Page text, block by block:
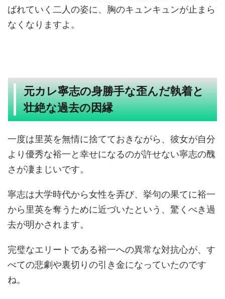
ばれていく二人の姿に、胸のキュンキュンが止まら
なくなりますよ。
元カレ寧志の身勝手な歪んだ執着と
壮絶な過去の因縁
一度は里英を無情に捨てておきながら、彼女が自分
より優秀な裕一と幸せになるのが許せない寧志の醜
さが凄まじいです。
寧志は大学時代から女性を弄び、挙句の果てに裕一
から里英を奪うために近づいたという、驚くべき過
去が明かされます。
完璧なエリートである裕一への異常な対抗心が、す
べての悲劇や裏切りの引き金になっていたのです
ね。